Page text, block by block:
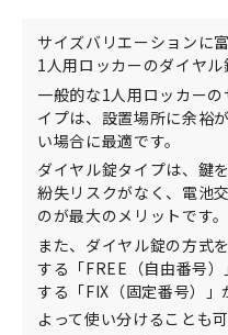
サイズバリエーションに
1人用ロッカーのダイヤル
一般的な1人用ロッカー
イプは、設置場所に余裕
い場合に最適です。
ダイヤル錠タイプは、鍵
紛失リスクがなく、電池
のが最大のメリットです。
また、ダイヤル錠の方式
する「FREE（自由番号
する「FIX（固定番号）
よって使い分けることも